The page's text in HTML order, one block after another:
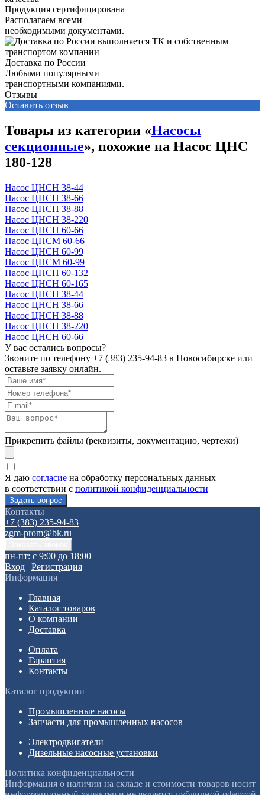
Продукция сертифицирована
Располагаем всеми
необходимыми документами.
Доставка по России
Любыми популярными
транспортными компаниями.
Отзывы
Оставить отзыв
Товары из категории «Насосы
секционные», похожие на Насос ЦНС
180-128
Насос ЦНСН 38-44
Насос ЦНСН 38-66
Насос ЦНСН 38-88
Насос ЦНСН 38-220
Насос ЦНСН 60-66
Насос ЦНСМ 60-66
Насос ЦНСН 60-99
Насос ЦНСМ 60-99
Насос ЦНСН 60-132
Насос ЦНСН 60-165
Насос ЦНСН 38-44
Насос ЦНСН 38-66
Насос ЦНСН 38-88
Насос ЦНСН 38-220
Насос ЦНСН 60-66
У вас остались вопросы?
Звоните по телефону +7 (383) 235-94-83 в Новосибирске или
оставьте заявку онлайн.
Прикрепить файлы (реквизиты, документацию, чертежи)
Я даю согласие на обработку персональных данных
в соответствии с политикой конфиденциальности
Контакты
+7 (383) 235-94-83
zgm-prom@bk.ru
пн-пт: с 9:00 до 18:00
Вход | Регистрация
Информация
Главная
Каталог товаров
О компании
Доставка
Оплата
Гарантия
Контакты
Каталог продукции
Промышленные насосы
Запчасти для промышленных насосов
Электродвигатели
Дизельные насосные установки
Политика конфиденциальности
Информация о наличии на складе и стоимости товаров носит